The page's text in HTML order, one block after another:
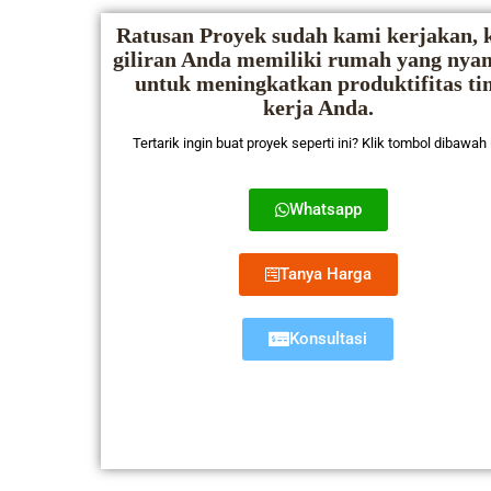
Ratusan Proyek sudah kami kerjakan,
giliran Anda memiliki rumah yang
untuk meningkatkan produktifitas
kerja Anda.
Tertarik ingin buat proyek seperti ini? Klik tombol dibawah
Whatsapp
Tanya Harga
Konsultasi